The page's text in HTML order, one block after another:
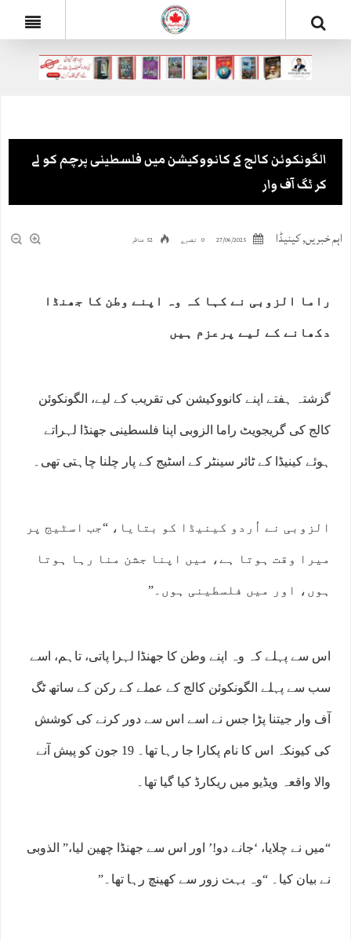
الگونکوئن کالج کے کانووکیشن میں فلسطینی پرچم کو لے
کر ٹگ آف وار
اہم خبریں,کینیڈا 27/06/2025 0 تبصرے 52 مناظر
راما الزوبی نے کہا کہ وہ اپنے وطن کا جھنڈا
دکھانے کے لیے پرعزم ہیں
گزشتہ ہفتے اپنے کانووکیشن کی تقریب کے لیے، الگونکوئن
کالج کی گریجویٹ راما الزوبی اپنا فلسطینی جھنڈا لہراتے
ہوئے کینیڈا کے ٹائر سینٹر کے اسٹیج کے پار چلنا چاہتی تھی۔
الزوبی نے اُردو کینیڈا کو بتایا، “جب اسٹیج پر
میرا وقت ہوتا ہے، میں اپنا جشن منا رہا ہوتا
ہوں، اور میں فلسطینی ہوں۔”
اس سے پہلے کہ وہ اپنے وطن کا جھنڈا لہرا پاتی، تاہم، اسے
سب سے پہلے الگونکوئن کالج کے عملے کے رکن کے ساتھ ٹگ
آف وار جیتنا پڑا جس نے اسے اس سے دور کرنے کی کوشش
کی کیونکہ اس کا نام پکارا جا رہا تھا۔ 19 جون کو پیش آنے
والا واقعہ ویڈیو میں ریکارڈ کیا گیا تھا۔
“میں نے چلایا، ‘جانے دو!’ اور اس سے جھنڈا چھین لیا،” الذوبی
نے بیان کیا۔ “وہ بہت زور سے کھینچ رہا تھا۔”